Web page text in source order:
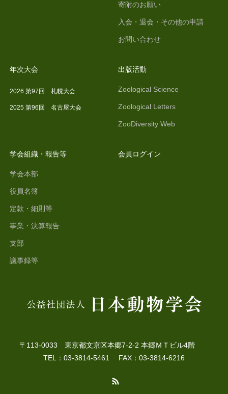
寄附のお願い
入会・退会・その他の申請
お問い合わせ
年次大会
2026 第97回 札幌大会
2025 第96回 名古屋大会
出版活動
Zoological Science
Zoological Letters
ZooDiversity Web
学会組織・報告等
学会本部
役員名簿
定款・細則等
事業・決算報告
支部
議事録等
会員ログイン
〒113-0033 東京都文京区本郷7-2-2 本郷ＭＴビル4階
TEL：03-3814-5461 FAX：03-3814-6216